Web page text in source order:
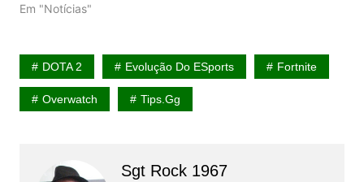
Em "Notícias"
DOTA 2 Evolução Do ESports Fortnite
Overwatch Tips.gg
Sgt Rock 1967